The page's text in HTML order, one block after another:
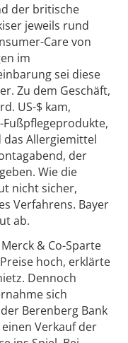
der britische
jeweils rund
Care von
im
sei diese
Zu dem Geschäft,
US-$ kam,
Allergiemittel
der
Wie die
nicht sicher,
Verfahrens. Bayer
ab.
& Co-Sparte
hoch, erklärte
Dennoch
sich
Berenberg Bank
Verkauf der